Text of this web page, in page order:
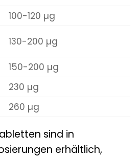
100-120 µg
130-200 µg
150-200 µg
230 µg
260 µg
sind in
erhältlich,